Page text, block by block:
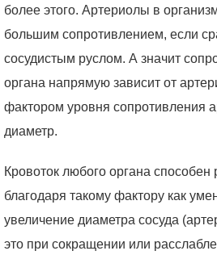
более этого. Артериолы в
большим сопротивлением, если
сосудистым руслом. А значит
органа напрямую зависит от
фактором уровня сопротивления
диаметр.
Кровоток любого органа способен
благодаря такому фактору как
увеличение диаметра сосуда
это при сокращении или